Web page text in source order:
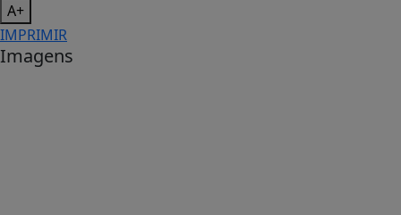
A+
IMPRIMIR
Imagens